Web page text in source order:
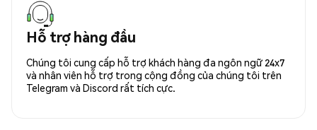
Hỗ trợ hàng đầu
Chúng tôi cung cấp hỗ trợ khách hàng đa ngôn ngữ 24x7
và nhân viên hỗ trợ trong cộng đồng của chúng tôi trên
Telegram và Discord rất tích cực.